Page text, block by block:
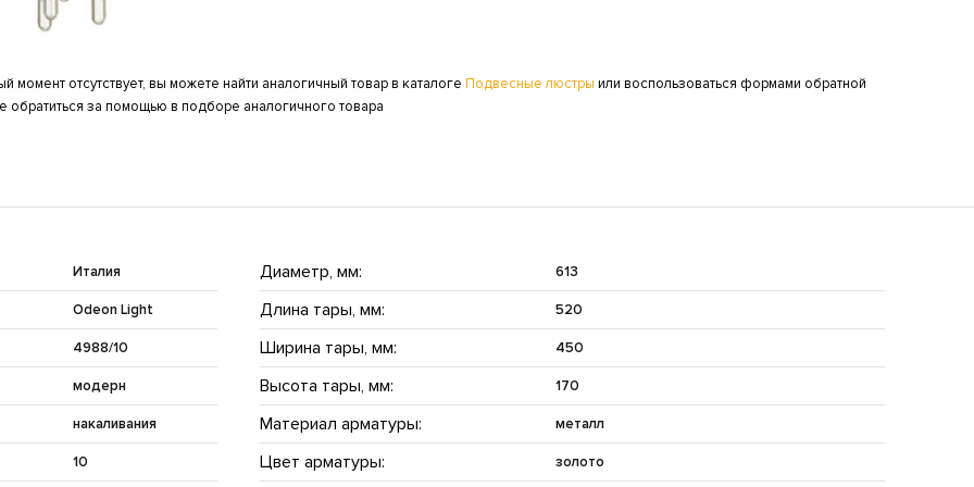
отсутствует, вы можете найти аналогичный товар в каталоге Подвесные люстры или воспользоваться формами обратной
обратиться за помощью в подборе аналогичного товара
Италия
Odeon Light
4988/10
модерн
накаливания
10
Диаметр, мм: 613
Длина тары, мм: 520
Ширина тары, мм: 450
Высота тары, мм: 170
Материал арматуры: металл
Цвет арматуры: золото